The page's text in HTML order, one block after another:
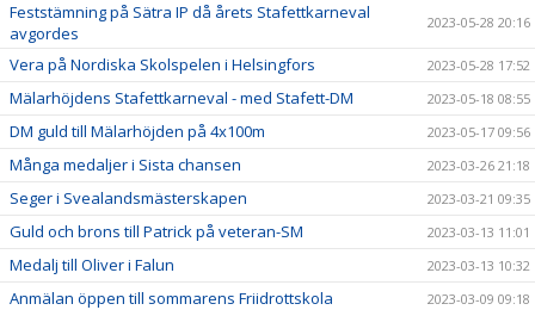
Feststämning på Sätra IP då årets Stafettkarneval
avgordes
2023-05-28 20:16
Vera på Nordiska Skolspelen i Helsingfors 2023-05-28 17:52
Mälarhöjdens Stafettkarneval - med Stafett-DM 2023-05-18 08:55
DM guld till Mälarhöjden på 4x100m 2023-05-17 09:56
Många medaljer i Sista chansen 2023-03-26 21:18
Seger i Svealandsmästerskapen 2023-03-21 09:35
Guld och brons till Patrick på veteran-SM 2023-03-13 11:01
Medalj till Oliver i Falun 2023-03-13 10:32
Anmälan öppen till sommarens Friidrottskola 2023-03-09 09:18